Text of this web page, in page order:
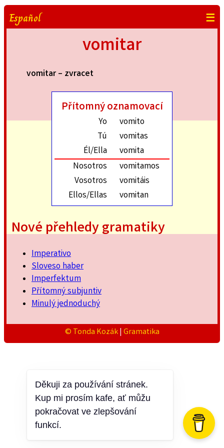
Español ☰
vomitar
vomitar – zvracet
Přítomný oznamovací
Yo
vomito
Tú
vomitas
Él/Ella
vomita
Nosotros
vomitamos
Vosotros
vomitáis
Ellos/Ellas
vomitan
Nové přehledy gramatiky
Imperativo
Sloveso haber
Imperfektum
Přítomný subjuntiv
Minulý jednoduchý
© Tonda Kozák| Gramatika
Děkuji za používání stránek.
Kup mi prosím kafe, ať můžu
pokračovat ve zlepšování
funkcí.